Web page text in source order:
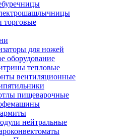
торговые
для ножей
оборудование
тепловые
вентиляционные
пищеварочные
нейтральные